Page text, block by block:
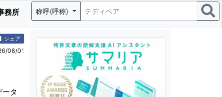
務所 称呼(呼称)
シェア
08/01
タ